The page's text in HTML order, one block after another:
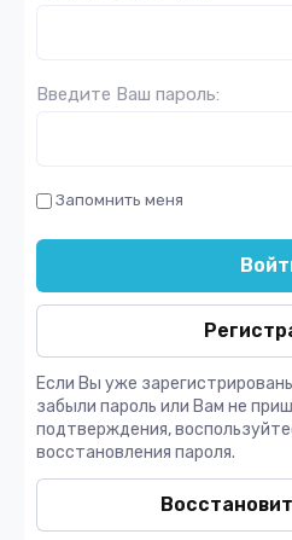
Введите Ваш пароль:
Запомнить меня
Если Вы уже
забыли пароль или Вам не
подтверждения,
восстановления пароля.